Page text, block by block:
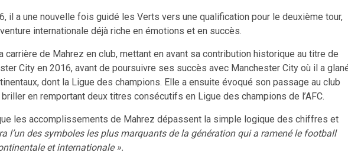
il a une nouvelle fois guidé les Verts vers une qualification pour le deuxième tour,
internationale déjà riche en émotions et en succès.
carrière de Mahrez en club, mettant en avant sa contribution historique au titre de
City en 2016, avant de poursuivre ses succès avec Manchester City où il a
dont la Ligue des champions. Elle a ensuite évoqué son passage au club
briller en remportant deux titres consécutifs en Ligue des champions de l’AFC.
les accomplissements de Mahrez dépassent la simple logique des chiffres et
l’un des symboles les plus marquants de la génération qui a ramené le football
et internationale ».